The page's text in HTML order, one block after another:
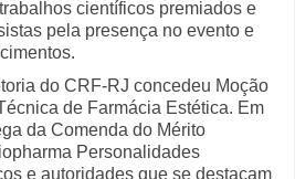
científicos premiados e
pela presença no evento e
do CRF-RJ concedeu Moção
de Farmácia Estética. Em
da Comenda do Mérito
Personalidades
e autoridades que se destacam